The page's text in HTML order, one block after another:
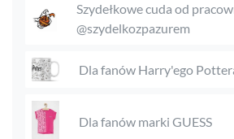
Szydełkowe cuda od
@szydelkozpazurem
Dla fanów Harry'ego
Dla fanów marki GUESS